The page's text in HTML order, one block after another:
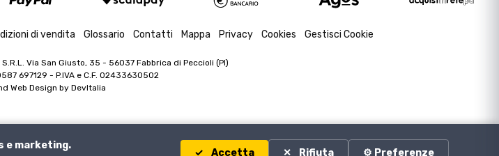
di vendita Glossario Contatti Mappa Privacy Cookies Gestisci Cookie
S.R.L. Via San Giusto, 35 - 56037 Fabbrica di Peccioli (PI)
697129 - P.IVA e C.F. 02433630502
Web Design by DevItalia
e marketing.
Accetta Rifiuta ⚙️ Preferenze